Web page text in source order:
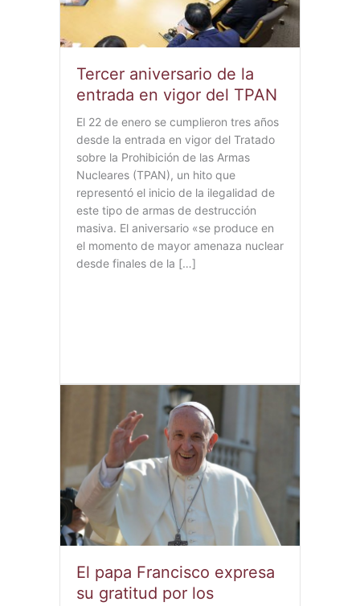
Tercer aniversario de la
entrada en vigor del TPAN
El 22 de enero se cumplieron tres años
desde la entrada en vigor del Tratado
sobre la Prohibición de las Armas
Nucleares (TPAN), un hito que
representó el inicio de la ilegalidad de
este tipo de armas de destrucción
masiva. El aniversario «se produce en
el momento de mayor amenaza nuclear
desde finales de la […]
El papa Francisco expresa
su gratitud por los